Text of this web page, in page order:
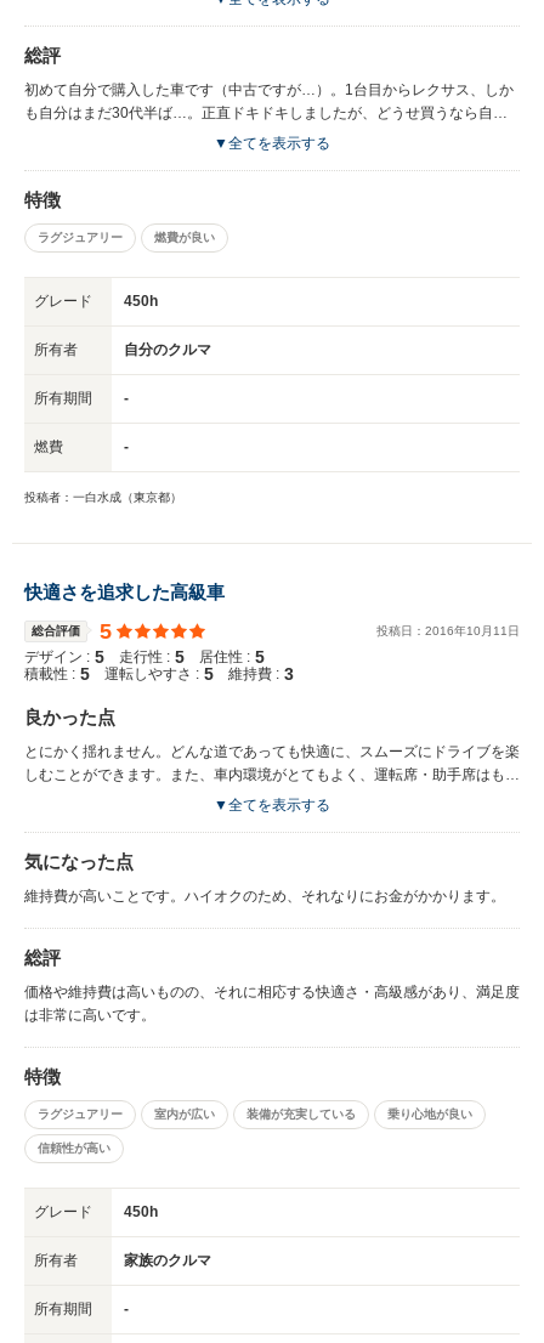
総評
初めて自分で購入した車です（中古ですが…）。1台目からレクサス、しか
も自分はまだ30代半ば…。正直ドキドキしましたが、どうせ買うなら自分
が乗ってみたいと思う車を買おうと思い、清水寺から飛び降りる気持ちで購
比較検討したアウディQ5やBMWのX3はデザインが非常に良く、それに比べ
るとRXはデザインが若干劣るように感じます。が、やはり「故障しない」
という点では国産に敵うものはありません。乗ってる安心感が違います。ハ
イブリッドなので車内の静粛性や燃費も良く、総合的に満足しています。
RXは車重が2トンありますが、燃費はそこそこ良いと思います。ハイブリッ
度です。車重を考えると悪くない燃費だと思います。もちろん運転の仕方で
ム感覚で良くしようと思えるので、自分で色々工夫しながら運転するように
等級によりますが、私は初めての車の為6等級スタートで月々1万強ほど
す。また、自動車税や重量税、車検代も高いです。お金持ちのレクサスオー
2740で、バックモニターやセンサー、各安全装置がついてるので、慣れて
しまえば取り回しも意外に楽です。現行の新型はさらに大きくなってるみた
いですが、サイズ的にはフルモデルチェンジする前の大きさがいいですね。
丁度いい大きさです。車内も広いです。 確か新車価格が650万程度のRXを
ですよね。コストパフォーマンスが高いかどうかは分かりませんが、良く出
ザーではありませんが、やはりレクサス、内装はなかなか高級感がありま
す。レクサスのインテリアで一番良いのは、ナビを手元のマウスの様なもの
で操作することが出来るのがいいですね。シートは長時間乗ってると疲れて
いのか分かりませんが、他のレクサス乗りもシートは残念と言ってますね。
シート以外は内装はとても高級感があり、満足しています。
▼全てを表示する
特徴
ラグジュアリー 燃費が良い
グレード 450h
所有者 自分のクルマ
所有期間 -
燃費 -
投稿者：一白水成（東京都）
快適さを追求した高級車
総合評価 5 投稿日： 2016年10 月 11 日
デザイン : 5 走行性 : 5 居住性 : 5
積載性 : 5 運転しやすさ : 5 維持費 : 3
良かった点
とにかく揺れません。どんな道であっても快適に、スムーズにドライブを楽
しむことができます。また、車内環境がとてもよく、運転席・助手席はもち
ろん、後部座席もゆとりをもって座ることができます。
▼全てを表示する
気になった点
維持費が高いことです。ハイオクのため、それなりにお金がかかります。
総評
価格や維持費は高いものの、それに相応する快適さ・高級感があり、満足度
は非常に高いです。
特徴
ラグジュアリー 室内が広い 装備が充実している 乗り心地が良い
信頼性が高い
グレード 450h
所有者 家族のクルマ
所有期間 -